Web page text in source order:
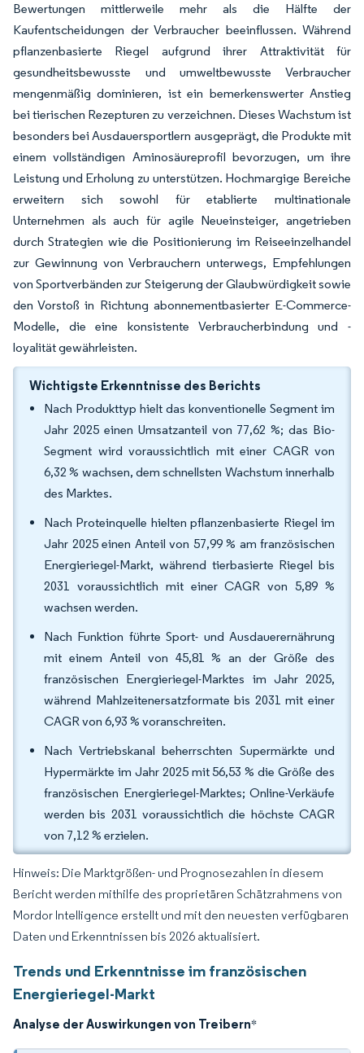
Bewertungen mittlerweile mehr als die Hälfte der
Kaufentscheidungen der Verbraucher beeinflussen. Während
pflanzenbasierte Riegel aufgrund ihrer Attraktivität für
gesundheitsbewusste und umweltbewusste Verbraucher
mengenmäßig dominieren, ist ein bemerkenswerter Anstieg
bei tierischen Rezepturen zu verzeichnen. Dieses Wachstum ist
besonders bei Ausdauersportlern ausgeprägt, die Produkte mit
einem vollständigen Aminosäureprofil bevorzugen, um ihre
Leistung und Erholung zu unterstützen. Hochmargige Bereiche
erweitern sich sowohl für etablierte multinationale
Unternehmen als auch für agile Neueinsteiger, angetrieben
durch Strategien wie die Positionierung im Reiseeinzelhandel
zur Gewinnung von Verbrauchern unterwegs, Empfehlungen
von Sportverbänden zur Steigerung der Glaubwürdigkeit sowie
den Vorstoß in Richtung abonnementbasierter E-Commerce-
Modelle, die eine konsistente Verbraucherbindung und -
loyalität gewährleisten.
Wichtigste Erkenntnisse des Berichts
Nach Produkttyp hielt das konventionelle Segment im
Jahr 2025 einen Umsatzanteil von 77,62 %; das Bio-
Segment wird voraussichtlich mit einer CAGR von
6,32 % wachsen, dem schnellsten Wachstum innerhalb
des Marktes.
Nach Proteinquelle hielten pflanzenbasierte Riegel im
Jahr 2025 einen Anteil von 57,99 % am französischen
Energieriegel-Markt, während tierbasierte Riegel bis
2031 voraussichtlich mit einer CAGR von 5,89 %
wachsen werden.
Nach Funktion führte Sport- und Ausdauerernährung
mit einem Anteil von 45,81 % an der Größe des
französischen Energieriegel-Marktes im Jahr 2025,
während Mahlzeitenersatzformate bis 2031 mit einer
CAGR von 6,93 % voranschreiten.
Nach Vertriebskanal beherrschten Supermärkte und
Hypermärkte im Jahr 2025 mit 56,53 % die Größe des
französischen Energieriegel-Marktes; Online-Verkäufe
werden bis 2031 voraussichtlich die höchste CAGR
von 7,12 % erzielen.
Hinweis: Die Marktgrößen- und Prognosezahlen in diesem
Bericht werden mithilfe des proprietären Schätzrahmens von
Mordor Intelligence erstellt und mit den neuesten verfügbaren
Daten und Erkenntnissen bis 2026 aktualisiert.
Trends und Erkenntnisse im französischen
Energieriegel-Markt
Analyse der Auswirkungen von Treibern*